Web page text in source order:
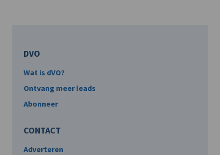
DVO
Wat is dVO?
Ontvang meer leads
Abonneer
CONTACT
Adverteren